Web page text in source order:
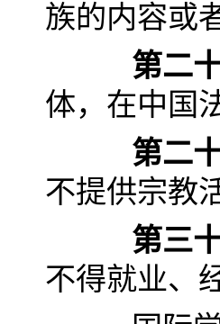
族的内容或
第二
体，在中国
第二
不提供宗教
第三
不得就业、